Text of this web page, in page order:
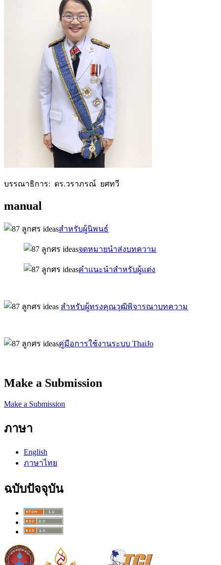
บรรณาธิการ: ดร.วราภรณ์ ยศทวี
manual
สำหรับผู้นิพนธ์
จดหมายนำส่งบทความ
คำแนะนำสำหรับผู้แต่ง
สำหรับผู้ทรงคุณวุฒิพิจารณาบทความ
คู่มือการใช้งานระบบ ThaiJo
Make a Submission
Make a Submission
ภาษา
English
ภาษาไทย
ฉบับปัจจุบัน